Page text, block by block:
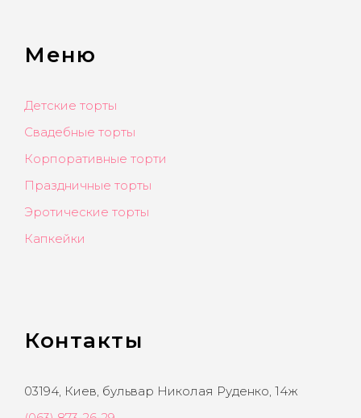
Меню
Детские торты
Свадебные торты
Корпоративные торти
Праздничные торты
Эротические торты
Капкейки
Контакты
03194, Киев, бульвар Николая Руденко, 14ж